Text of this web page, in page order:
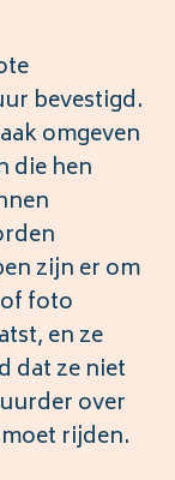
bevestigd.
omgeven
die hen
zijn er om
foto
en ze
dat ze niet
over
rijden.